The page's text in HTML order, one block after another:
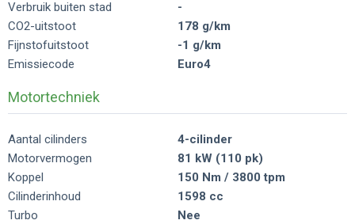
Verbruik buiten stad
-
CO2-uitstoot
178 g/km
Fijnstofuitstoot
-1 g/km
Emissiecode
Euro4
Motortechniek
Aantal cilinders
4-cilinder
Motorvermogen
81 kW (110 pk)
Koppel
150 Nm / 3800 tpm
Cilinderinhoud
1598 cc
Turbo
Nee